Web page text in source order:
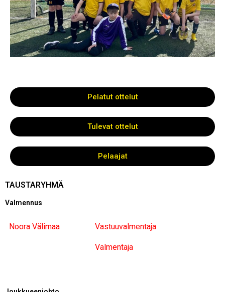
Pelatut ottelut
Tulevat ottelut
Pelaajat
TAUSTARYHMÄ
Valmennus
Noora Välimaa Vastuuvalmentaja
Valmentaja